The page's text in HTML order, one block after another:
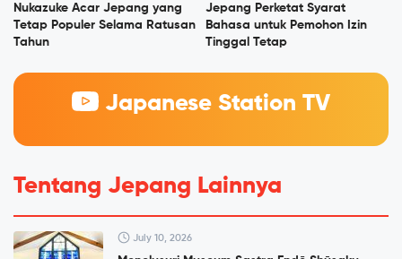
Nukazuke Acar Jepang yang
Tetap Populer Selama Ratusan
Tahun
Jepang Perketat Syarat
Bahasa untuk Pemohon Izin
Tinggal Tetap
Japanese Station TV
Tentang Jepang Lainnya
July 10, 2026